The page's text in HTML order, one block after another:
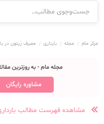
مرکز مام مجله بارداری مصرف زیتون در
مجله مام - به روزترین
مشاوره رایگان
مشاهده فهرست مطالب